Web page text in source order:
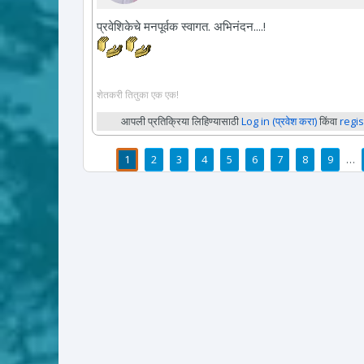
प्रवेशिकेचे मनपूर्वक स्वागत. अभिनंदन....!
शेतकरी तितुका एक एक!
आपली प्रतिक्रिया लिहिण्यासाठीLog in (प्रवेश करा)किंवा
पाने 1 2 3 4 5 6 7 8 9 …